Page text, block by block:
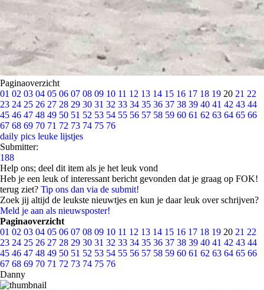
Paginaoverzicht
01 02 03 04 05 06 07 08 09 10 11 12 13 14 15 16 17 18 19 20 21 22
23 24 25 26 27 28 29 30 31 32 33 34 35 36 37 38 39 40 41 42 43 44
45 46 47 48 49 50 51 52 53 54 55 56 57 58 59 60 61 62 63 64 65 66
67 68 69 70 71 72 73 74 75 76
daily pics leuke lijstjes
Submitter:
188
Help ons; deel dit item als je het leuk vond
Heb je een leuk of interessant bericht gevonden dat je graag op FOK!
terug ziet? Tip ons dan via de submit!
Zoek jij altijd de leukste nieuwtjes en kun je daar leuk over schrijven?
Meld je aan als nieuwsposter!
Paginaoverzicht
01 02 03 04 05 06 07 08 09 10 11 12 13 14 15 16 17 18 19 20 21 22
23 24 25 26 27 28 29 30 31 32 33 34 35 36 37 38 39 40 41 42 43 44
45 46 47 48 49 50 51 52 53 54 55 56 57 58 59 60 61 62 63 64 65 66
67 68 69 70 71 72 73 74 75 76
Danny